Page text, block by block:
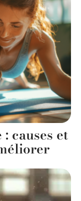
causes et